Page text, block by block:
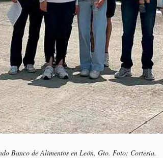
Banco de Alimentos en León, Gto. Foto: Cortesía.